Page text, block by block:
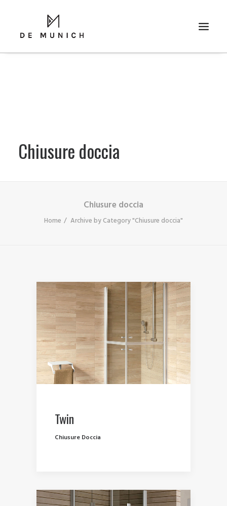
Chiusure doccia
Chiusure doccia
Home Archive by Category "Chiusure doccia"
Twin
Chiusure Doccia